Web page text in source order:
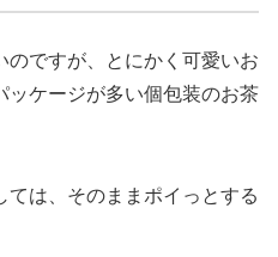
のですが、とにかく可愛いお
ッケージが多い個包装のお茶
は、そのままポイっとする